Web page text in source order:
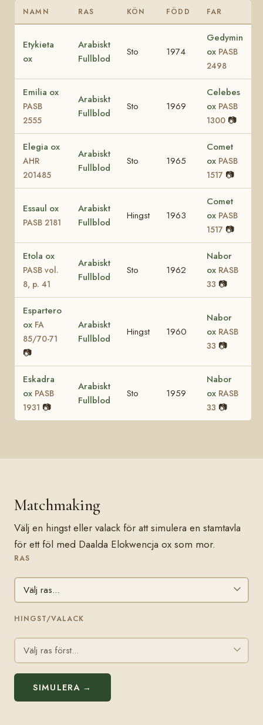
NAMN RAS KÖN FÖDD FAR
Etykieta
ox
Arabiskt
Fullblod
Sto 1974
Gedymin
ox PASB
2498
Emilia ox
PASB
2555
Arabiskt
Fullblod
Sto 1969
Celebes
ox PASB
1300 📷
Elegia ox
AHR
201485
Arabiskt
Fullblod
Sto 1965
Comet
ox PASB
1517 📷
Essaul ox
PASB 2181
Arabiskt
Fullblod
Hingst 1963
Comet
ox PASB
1517 📷
Etola ox
PASB vol.
8, p. 41
Arabiskt
Fullblod
Sto 1962
Nabor
ox RASB
33 📷
Espartero
ox FA
85/70-71
📷
Arabiskt
Fullblod
Hingst 1960
Nabor
ox RASB
33 📷
Eskadra
ox PASB
1931 📷
Arabiskt
Fullblod
Sto 1959
Nabor
ox RASB
33 📷
Matchmaking
Välj en hingst eller valack för att simulera en stamtavla
för ett föl med Daalda Elokwencja ox som mor.
RAS
HINGST/VALACK
SIMULERA →